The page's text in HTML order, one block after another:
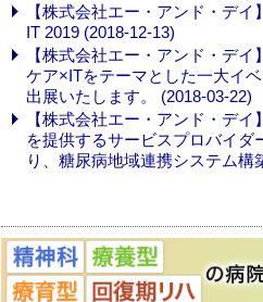
【株式会社エー・アンド・デ
IT 2019 (2018-12-13)
【株式会社エー・アンド・デ
ケア×ITをテーマとした一大イ
出展いたします。 (2018-03-22)
【株式会社エー・アンド・デ
を提供するサービスプロバイダ
り、糖尿病地域連携システム構